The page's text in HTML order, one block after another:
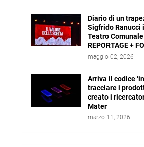
Diario di un
Sigfrido Ranucci
Teatro
REPORTAGE +
maggio 02, 2026
Arriva il codice
tracciare i
creato i
Mater
marzo 11, 2026